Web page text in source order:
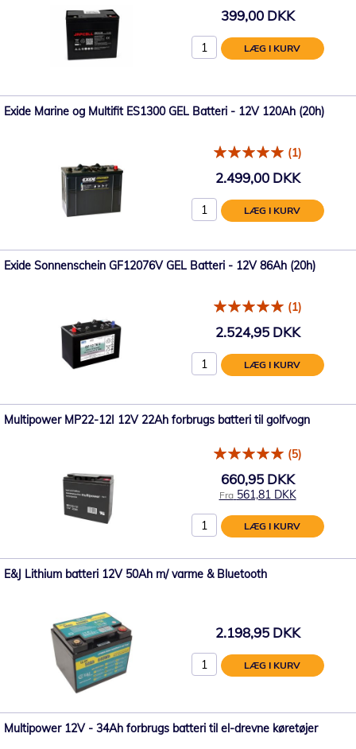
399,00 DKK
LÆG I KURV
Exide Marine og Multifit ES1300 GEL Batteri - 12V 120Ah (20h)
(1)
2.499,00 DKK
LÆG I KURV
Exide Sonnenschein GF12076V GEL Batteri - 12V 86Ah (20h)
(1)
2.524,95 DKK
LÆG I KURV
Multipower MP22-12I 12V 22Ah forbrugs batteri til golfvogn
(5)
660,95 DKK
Fra 561,81 DKK
LÆG I KURV
E&J Lithium batteri 12V 50Ah m/ varme & Bluetooth
2.198,95 DKK
LÆG I KURV
Multipower 12V - 34Ah forbrugs batteri til el-drevne køretøjer